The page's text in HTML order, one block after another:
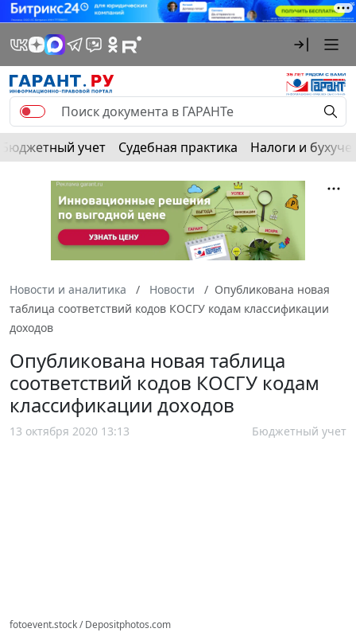
Бюджетный учет Судебная практика Налоги и
Новости и аналитика Новости
Опубликована новая
таблица соответствий кодов КОСГУ кодам классификации
доходов
Опубликована новая таблица
соответствий кодов КОСГУ кодам
классификации доходов
13 октября 2020 13:13 Бюджетный учет
fotoevent.stock / Depositphotos.com